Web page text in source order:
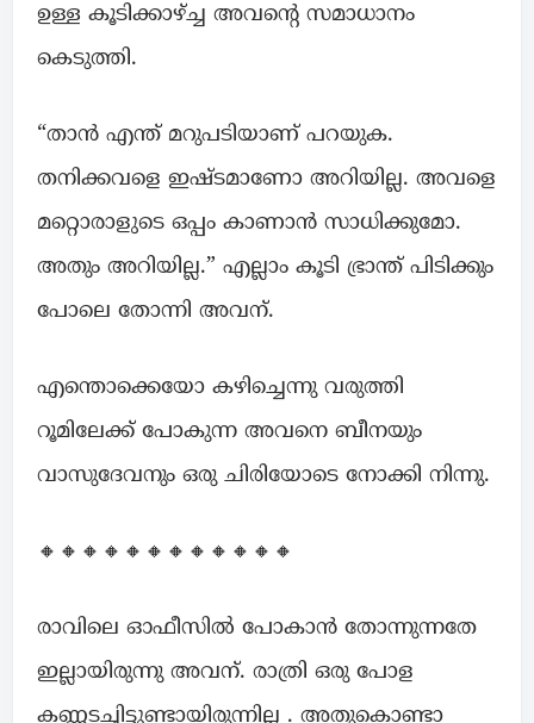
ഉള്ള കൂടിക്കാഴ്ച്ച അവന്റെ സമാധാനം
കെടുത്തി.
“താൻ എന്ത് മറുപടിയാണ് പറയുക.
തനിക്കവളെ ഇഷ്ടമാണോ അറിയില്ല. അവളെ
മറ്റൊരാളുടെ ഒപ്പം കാണാൻ സാധിക്കുമോ.
അതും അറിയില്ല.” എല്ലാം കൂടി ഭ്രാന്ത്‌ പിടിക്കും
പോലെ തോന്നി അവന്.
എന്തൊക്കെയോ കഴിച്ചെന്നു വരുത്തി
റൂമിലേക്ക് പോകുന്ന അവനെ ബീനയും
വാസുദേവനും ഒരു ചിരിയോടെ നോക്കി നിന്നു.
🔸🔸🔸🔸🔸🔸🔸🔸🔸🔸🔸🔸
രാവിലെ ഓഫീസിൽ പോകാൻ തോന്നുന്നതേ
ഇല്ലായിരുന്നു അവന്. രാത്രി ഒരു പോള
കണ്ണടച്ചിട്ടുണ്ടായിരുന്നില്ല . അതുകൊണ്ടാ